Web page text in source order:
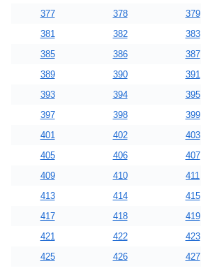
377
378 379
381
382 383
385
386 387
389
390 391
393
394 395
397
398 399
401
402 403
405
406 407
409
410 411
413
414 415
417
418 419
421
422 423
425
426 427